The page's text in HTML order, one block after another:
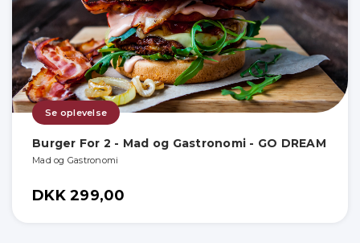
Se oplevelse
Burger For 2 - Mad og Gastronomi - GO DREAM
Mad og Gastronomi
DKK 299,00